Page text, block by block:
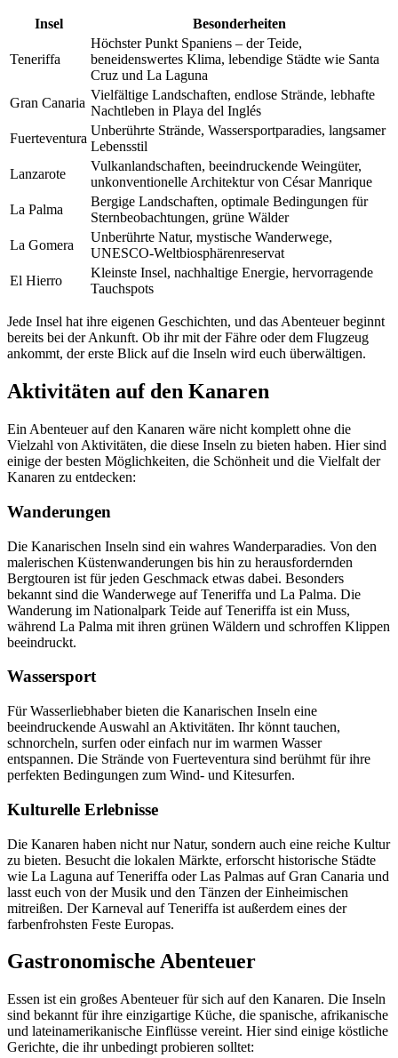
Insel Besonderheiten
Teneriffa
Höchster Punkt Spaniens – der Teide,
beneidenswertes Klima, lebendige Städte wie Santa
Cruz und La Laguna
Gran Canaria
Vielfältige Landschaften, endlose Strände, lebhafte
Nachtleben in Playa del Inglés
Fuerteventura
Unberührte Strände, Wassersportparadies, langsamer
Lebensstil
Lanzarote
Vulkanlandschaften, beeindruckende Weingüter,
unkonventionelle Architektur von César Manrique
La Palma
Bergige Landschaften, optimale Bedingungen für
Sternbeobachtungen, grüne Wälder
La Gomera
Unberührte Natur, mystische Wanderwege,
UNESCO-Weltbiosphärenreservat
El Hierro
Kleinste Insel, nachhaltige Energie, hervorragende
Tauchspots
Jede Insel hat ihre eigenen Geschichten, und das Abenteuer beginnt
bereits bei der Ankunft. Ob ihr mit der Fähre oder dem Flugzeug
ankommt, der erste Blick auf die Inseln wird euch überwältigen.
Aktivitäten auf den Kanaren
Ein Abenteuer auf den Kanaren wäre nicht komplett ohne die
Vielzahl von Aktivitäten, die diese Inseln zu bieten haben. Hier sind
einige der besten Möglichkeiten, die Schönheit und die Vielfalt der
Kanaren zu entdecken:
Wanderungen
Die Kanarischen Inseln sind ein wahres Wanderparadies. Von den
malerischen Küstenwanderungen bis hin zu herausfordernden
Bergtouren ist für jeden Geschmack etwas dabei. Besonders
bekannt sind die Wanderwege auf Teneriffa und La Palma. Die
Wanderung im Nationalpark Teide auf Teneriffa ist ein Muss,
während La Palma mit ihren grünen Wäldern und schroffen Klippen
beeindruckt.
Wassersport
Für Wasserliebhaber bieten die Kanarischen Inseln eine
beeindruckende Auswahl an Aktivitäten. Ihr könnt tauchen,
schnorcheln, surfen oder einfach nur im warmen Wasser
entspannen. Die Strände von Fuerteventura sind berühmt für ihre
perfekten Bedingungen zum Wind- und Kitesurfen.
Kulturelle Erlebnisse
Die Kanaren haben nicht nur Natur, sondern auch eine reiche Kultur
zu bieten. Besucht die lokalen Märkte, erforscht historische Städte
wie La Laguna auf Teneriffa oder Las Palmas auf Gran Canaria und
lasst euch von der Musik und den Tänzen der Einheimischen
mitreißen. Der Karneval auf Teneriffa ist außerdem eines der
farbenfrohsten Feste Europas.
Gastronomische Abenteuer
Essen ist ein großes Abenteuer für sich auf den Kanaren. Die Inseln
sind bekannt für ihre einzigartige Küche, die spanische, afrikanische
und lateinamerikanische Einflüsse vereint. Hier sind einige köstliche
Gerichte, die ihr unbedingt probieren solltet: